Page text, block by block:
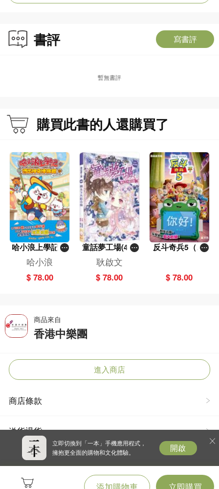
添加購物車 立即購買
書評 寫書評
暫無書評
購買此書的人還購買了
哈小浪上學記(1
3)——逃出神奇
博物館
哈小浪
$ 78.00
童話夢工場(40)
——織女下凡結
奇緣
耿啟文
$ 78.00
反斗奇兵5（圖
$ 78.00
商品來自
香港中樂團
進入商店
商店條款
送貨退貨
立即切換到「一本」手機應用程式，
擁抱更全面的購物和文化體驗。
開啟